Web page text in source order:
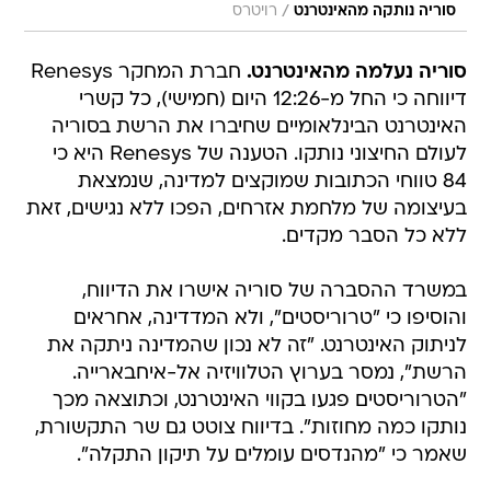
סוריה נותקה מהאינטרנט / רויטרס
סוריה נעלמה מהאינטרנט.
חברת המחקר Renesys
דיווחה כי החל מ-12:26 היום (חמישי), כל קשרי
האינטרנט הבינלאומיים שחיברו את הרשת בסוריה
לעולם החיצוני נותקו. הטענה של Renesys היא כי
84 טווחי הכתובות שמוקצים למדינה, שנמצאת
בעיצומה של מלחמת אזרחים, הפכו ללא נגישים, זאת
ללא כל הסבר מקדים.
במשרד ההסברה של סוריה אישרו את הדיווח,
והוסיפו כי "טרוריסטים", ולא המדדינה, אחראים
לניתוק האינטרנט. "זה לא נכון שהמדינה ניתקה את
הרשת", נמסר בערוץ הטלוויזיה אל-איחבארייה.
"הטרוריסטים פגעו בקווי האינטרנט, וכתוצאה מכך
נותקו כמה מחוזות". בדיווח צוטט גם שר התקשורת,
שאמר כי "מהנדסים עומלים על תיקון התקלה".